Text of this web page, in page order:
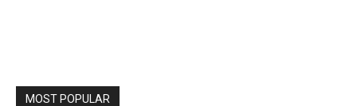
MOST POPULAR